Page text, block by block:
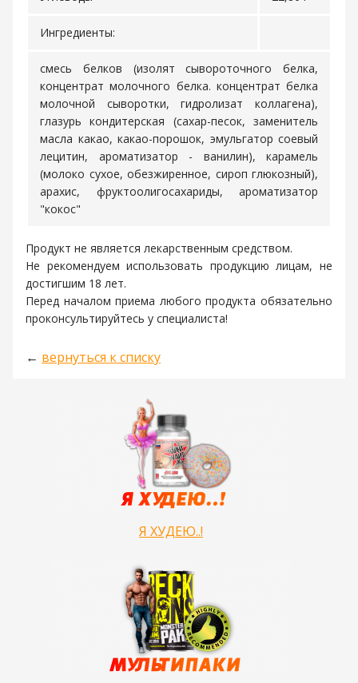
Ингредиенты:
смесь белков (изолят сывороточного белка,
концентрат молочного белка. концентрат белка
молочной сыворотки, гидролизат коллагена),
глазурь кондитерская (сахар-песок, заменитель
масла какао, какао-порошок, эмульгатор соевый
лецитин, ароматизатор - ванилин), карамель
(молоко сухое, обезжиренное, сироп глюкозный),
арахис, фруктоолигосахариды, ароматизатор
"кокос"
Продукт не является лекарственным средством.
Не рекомендуем использовать продукцию лицам, не
достигшим 18 лет.
Перед началом приема любого продукта обязательно
проконсультируйтесь у специалиста!
← вернуться к списку
Я ХУДЕЮ..!